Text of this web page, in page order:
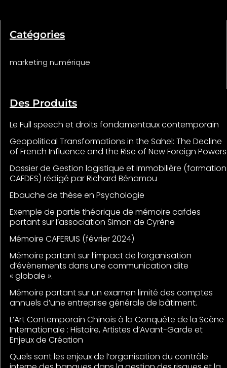
Catégories
marketing numérique
Des Produits
Le Full speech et droits fondamentaux contemporain
Geopolitical Transformations in the Sahel: The Decline
of French Influence and the Rise of New Foreign Powers
Dossier de Gestion logistique et immobilière (formation
CAFDES) rédigé par Richard Bénamou
Ebauche de thèse en Psychologie
Exemple de partie théorique de mémoire cafdes
portant sur l’association Simon de Cyrène
Mémoire CAFERUIS (février 2024)
Mémoire portant sur l’impact de l’organisation
d’évènements dans une communication dite
« globale ».
Mémoire portant sur un examen limité des comptes
annuels d’une entreprise générale de bâtiment.
L’Art Contemporain Chinois à la Conquête de la Scène
Internationale : Histoire, Artistes d’Avant-Garde et
Enjeux de Création
Quels sont les enjeux de l’organisation du contrôle